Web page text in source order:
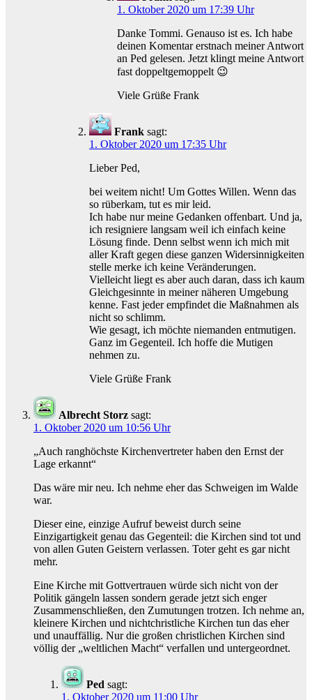
1. Oktober 2020 um 17:39 Uhr
Danke Tommi. Genauso ist es. Ich habe
deinen Komentar erstnach meiner Antwort
an Ped gelesen. Jetzt klingt meine Antwort
fast doppeltgemoppelt 😉
Viele Grüße Frank
Frank sagt:
1. Oktober 2020 um 17:35 Uhr
Lieber Ped,
bei weitem nicht! Um Gottes Willen. Wenn das
so rüberkam, tut es mir leid.
Ich habe nur meine Gedanken offenbart. Und ja,
ich resigniere langsam weil ich einfach keine
Lösung finde. Denn selbst wenn ich mich mit
aller Kraft gegen diese ganzen Widersinnigkeiten
stelle merke ich keine Veränderungen.
Vielleicht liegt es aber auch daran, dass ich kaum
Gleichgesinnte in meiner näheren Umgebung
kenne. Fast jeder empfindet die Maßnahmen als
nicht so schlimm.
Wie gesagt, ich möchte niemanden entmutigen.
Ganz im Gegenteil. Ich hoffe die Mutigen
nehmen zu.
Viele Grüße Frank
Albrecht Storz sagt:
1. Oktober 2020 um 10:56 Uhr
„Auch ranghöchste Kirchenvertreter haben den Ernst der
Lage erkannt“
Das wäre mir neu. Ich nehme eher das Schweigen im Walde
war.
Dieser eine, einzige Aufruf beweist durch seine
Einzigartigkeit genau das Gegenteil: die Kirchen sind tot und
von allen Guten Geistern verlassen. Toter geht es gar nicht
mehr.
Eine Kirche mit Gottvertrauen würde sich nicht von der
Politik gängeln lassen sondern gerade jetzt sich enger
Zusammenschließen, den Zumutungen trotzen. Ich nehme an,
kleinere Kirchen und nichtchristliche Kirchen tun das eher
und unauffällig. Nur die großen christlichen Kirchen sind
völlig der „weltlichen Macht“ verfallen und untergeordnet.
Ped sagt:
1. Oktober 2020 um 11:00 Uhr